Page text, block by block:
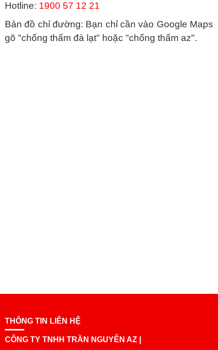
Hotline: 1900 57 12 21
Bản đồ chỉ đường: Bạn chỉ cần vào Google Maps
gõ "chống thấm đà lạt" hoặc "chống thấm az".
THÔNG TIN LIÊN HỆ
CÔNG TY TNHH TRẦN NGUYỄN AZ |